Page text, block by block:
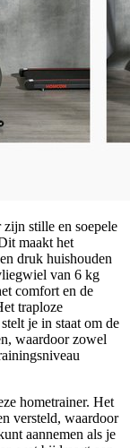
stille en soepele
maakt het
druk huishouden
van 6 kg
comfort en de
traploze
je in staat om de
waardoor zowel
hometrainer. Het
versteld, waardoor
aannemen als je